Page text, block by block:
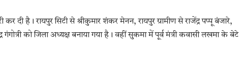
दी है। रायपुर सिटी से श्रीकुमार शंकर मेनन, रायपुर ग्रामीण से राजेंद्र पप्पू बंजारे,
गंगोत्री को जिला अध्यक्ष बनाया गया है। वहीं सुकमा में पूर्व मंत्री कवासी लखमा के बेटे